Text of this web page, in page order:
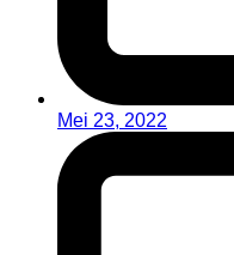
Mei 23, 2022